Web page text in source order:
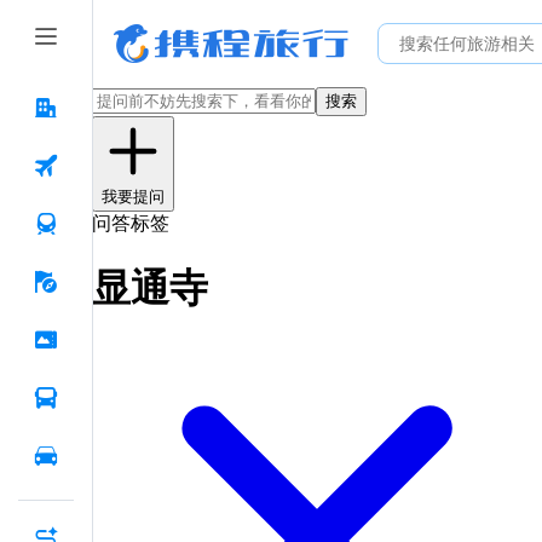
搜索
我要提问
问答标签
显通寺